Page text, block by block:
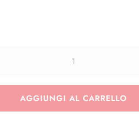
aggiornamanto
anno
AGGIUNGI AL CARRELLO